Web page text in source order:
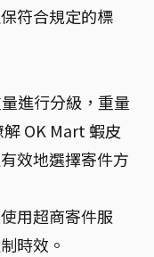
符合規定的標
進行分級，重量
OK Mart 蝦皮
效地選擇寄件方
用超商寄件服
時效。